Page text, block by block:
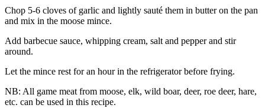
Chop 5-6 cloves of garlic and lightly sauté them in butter on the pan
and mix in the moose mince.
Add barbecue sauce, whipping cream, salt and pepper and stir
around.
Let the mince rest for an hour in the refrigerator before frying.
NB: All game meat from moose, elk, wild boar, deer, roe deer, hare,
etc. can be used in this recipe.